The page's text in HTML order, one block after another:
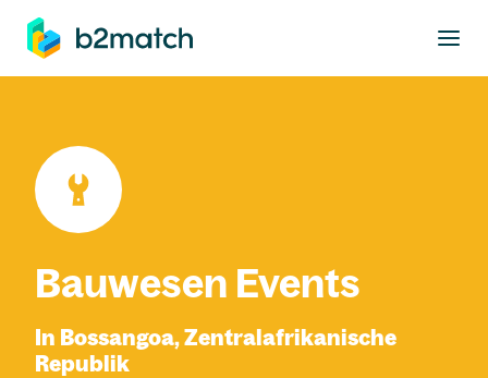
springen
Bauwesen Events
In Bossangoa, Zentralafrikanische
Republik